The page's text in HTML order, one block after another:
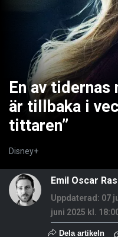
En av
är tillbaka i
tittaren”
Disney+
Emil Oscar
Uppdaterad: 07
juni 2025 kl.
Dela artikeln